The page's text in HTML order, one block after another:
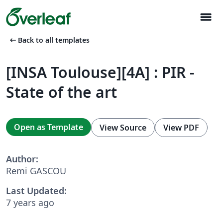
menu
arrow_left_alt Back to all templates
[INSA Toulouse][4A] : PIR -
State of the art
Open as Template View Source View PDF
Author:
Remi GASCOU
Last Updated:
7 years ago